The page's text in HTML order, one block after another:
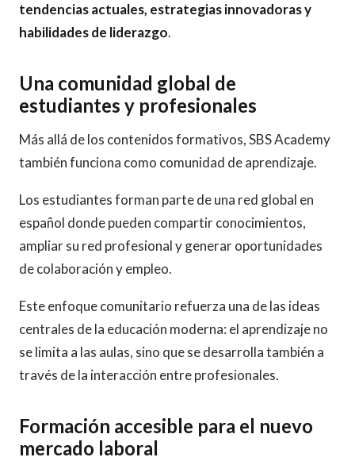
tendencias actuales, estrategias innovadoras y
habilidades de liderazgo.
Una comunidad global de
estudiantes y profesionales
Más allá de los contenidos formativos, SBS Academy
también funciona como comunidad de aprendizaje.
Los estudiantes forman parte de una red global en
español donde pueden compartir conocimientos,
ampliar su red profesional y generar oportunidades
de colaboración y empleo.
Este enfoque comunitario refuerza una de las ideas
centrales de la educación moderna: el aprendizaje no
se limita a las aulas, sino que se desarrolla también a
través de la interacción entre profesionales.
Formación accesible para el nuevo
mercado laboral